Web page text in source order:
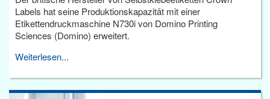
Labels hat seine Produktionskapazität mit einer
Etikettendruckmaschine N730i von Domino Printing
Sciences (Domino) erweitert.
Weiterlesen...